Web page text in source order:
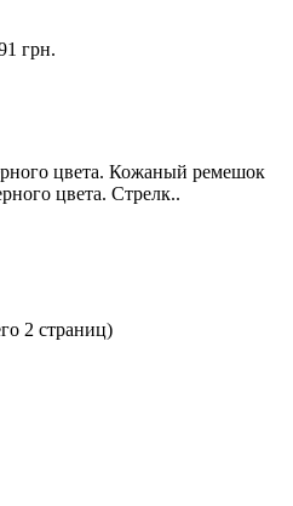
грн.
цвета. Кожаный ремешок
цвета. Стрелк..
2 страниц)